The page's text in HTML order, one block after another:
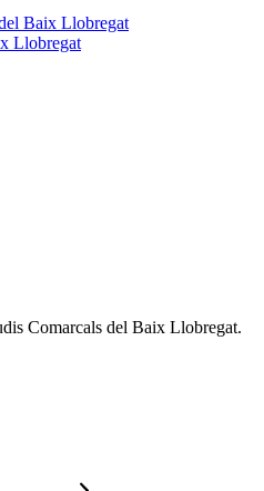
Baix Llobregat
Llobregat
Comarcals del Baix Llobregat.